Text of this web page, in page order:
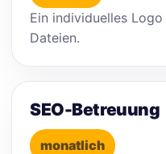
Ein individuelles
Dateien.
SEO-Betreuung
monatlich